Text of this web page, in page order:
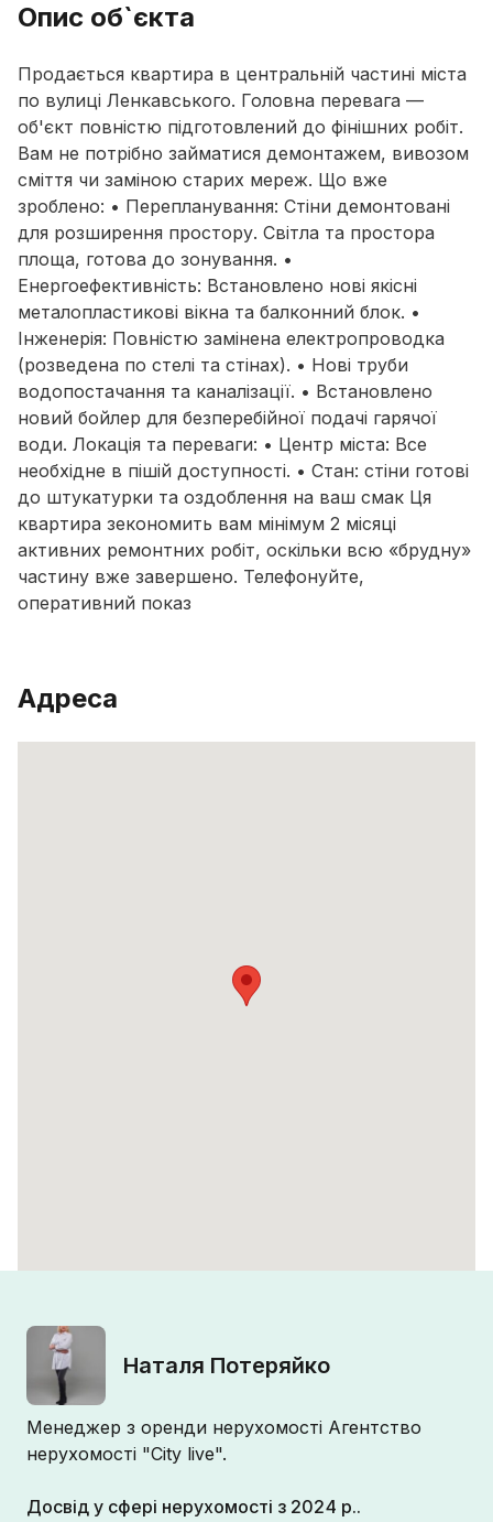
Опис об`єкта
Продається квартира в центральній частині міста
по вулиці Ленкавського. Головна перевага —
об'єкт повністю підготовлений до фінішних робіт.
Вам не потрібно займатися демонтажем, вивозом
сміття чи заміною старих мереж. Що вже
зроблено: • Перепланування: Стіни демонтовані
для розширення простору. Світла та простора
площа, готова до зонування. •
Енергоефективність: Встановлено нові якісні
металопластикові вікна та балконний блок. •
Інженерія: Повністю замінена електропроводка
(розведена по стелі та стінах). • Нові труби
водопостачання та каналізації. • Встановлено
новий бойлер для безперебійної подачі гарячої
води. Локація та переваги: • Центр міста: Все
необхідне в пішій доступності. • Стан: стіни готові
до штукатурки та оздоблення на ваш смак Ця
квартира зекономить вам мінімум 2 місяці
активних ремонтних робіт, оскільки всю «брудну»
частину вже завершено. Телефонуйте,
оперативний показ
Адреса
Наталя Потеряйко
Менеджер з оренди нерухомості Агентство
нерухомості "City live".
Досвід у сфері нерухомості з 2024 р..